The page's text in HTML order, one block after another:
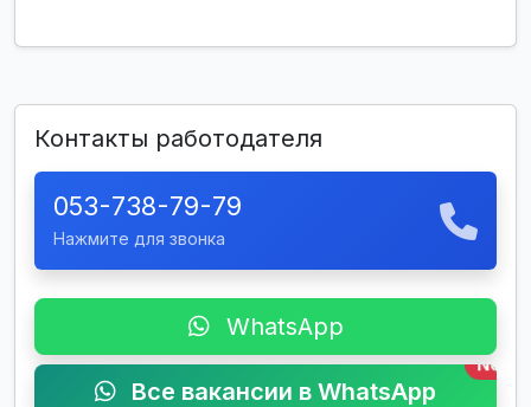
Контакты работодателя
053-738-79-79
Нажмите для звонка
WhatsApp
Все вакансии в WhatsApp
New